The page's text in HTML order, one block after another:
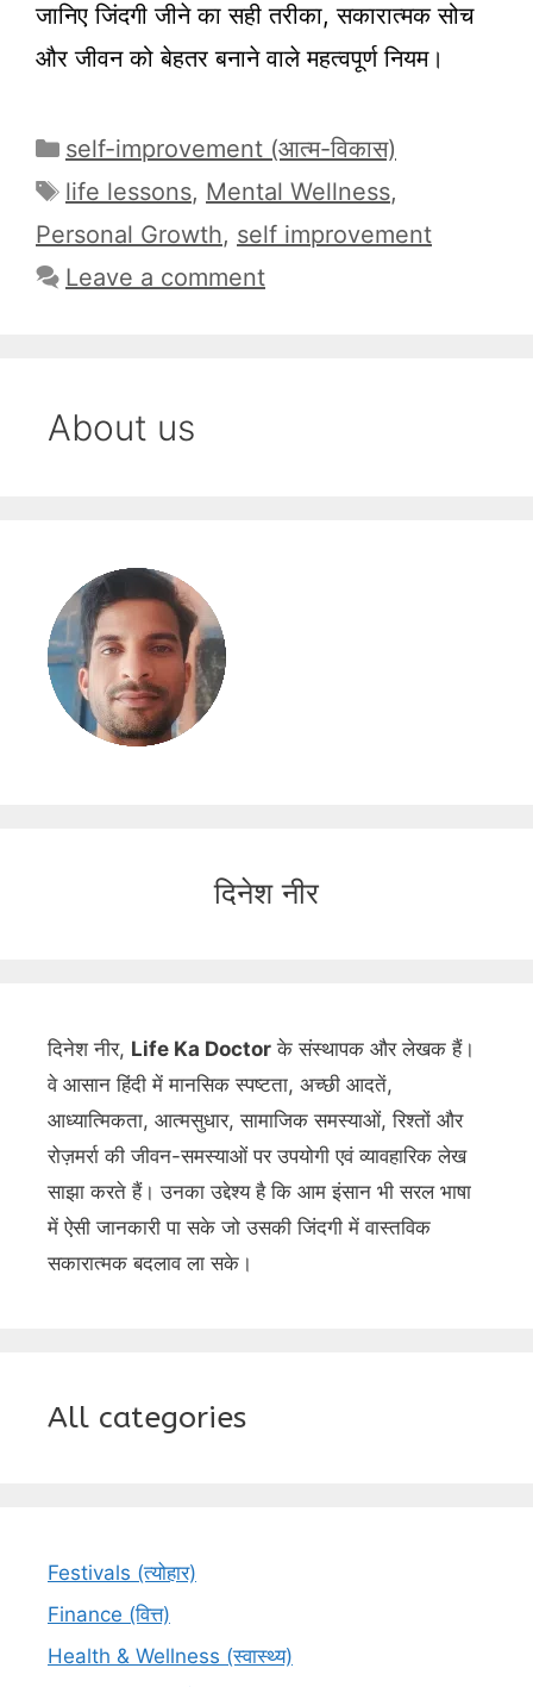
जानिए जिंदगी जीने का सही तरीका, सकारात्मक सोच
और जीवन को बेहतर बनाने वाले महत्वपूर्ण नियम।
Categories
self-improvement (आत्म-विकास)
Tags
life lessons, Mental Wellness,
Personal Growth, self improvement
Leave a comment
About us
दिनेश नीर
दिनेश नीर, Life Ka Doctor के संस्थापक और लेखक हैं।
वे आसान हिंदी में मानसिक स्पष्टता, अच्छी आदतें,
आध्यात्मिकता, आत्मसुधार, सामाजिक समस्याओं, रिश्तों और
रोज़मर्रा की जीवन-समस्याओं पर उपयोगी एवं व्यावहारिक लेख
साझा करते हैं। उनका उद्देश्य है कि आम इंसान भी सरल भाषा
में ऐसी जानकारी पा सके जो उसकी जिंदगी में वास्तविक
सकारात्मक बदलाव ला सके।
All categories
Festivals (त्योहार)
Finance (वित्त)
Health & Wellness (स्वास्थ्य)